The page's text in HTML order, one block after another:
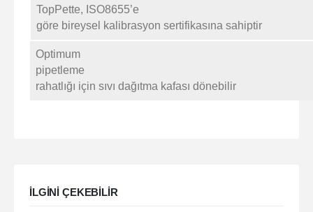
TopPette, ISO8655’e
göre bireysel kalibrasyon sertifikasına sahiptir
Optimum
pipetleme
rahatlığı için sıvı dağıtma kafası dönebilir
ILGINI ÇEKEBILIR